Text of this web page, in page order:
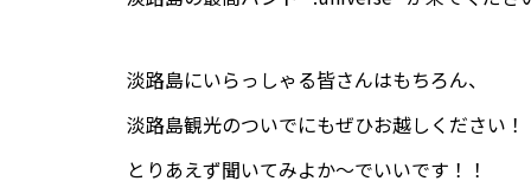
淡路島にいらっしゃる皆さんはもちろん、
淡路島観光のついでにもぜひお越しください！
とりあえず聞いてみよか〜でいいです！！